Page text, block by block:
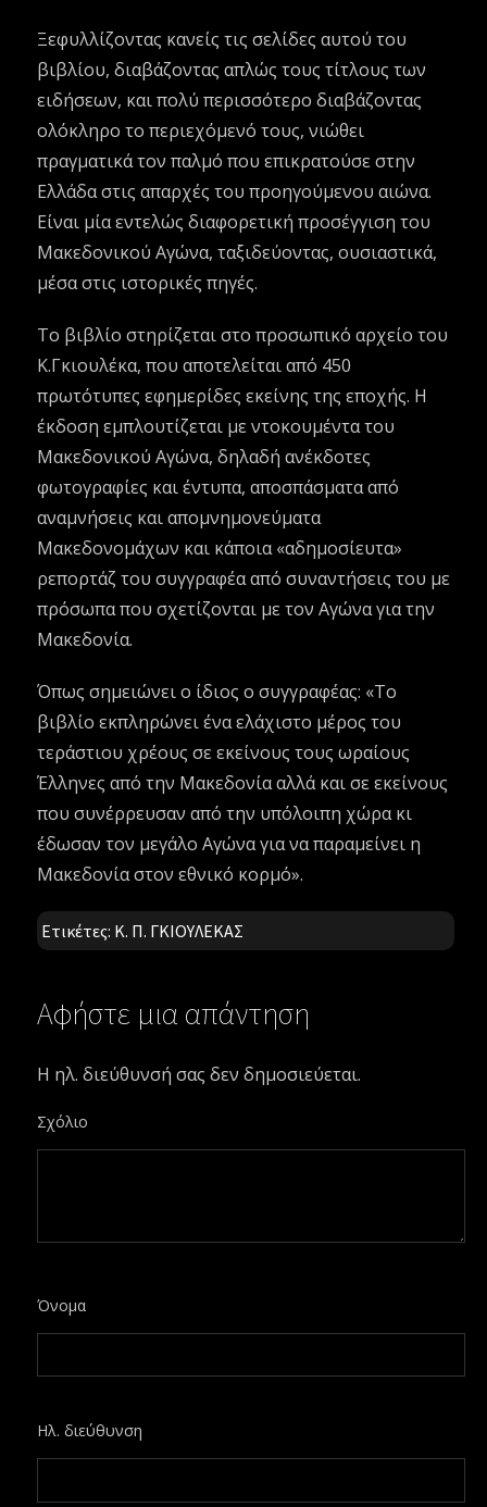
Ξεφυλλίζοντας κανείς τις σελίδες αυτού του
βιβλίου, διαβάζοντας απλώς τους τίτλους των
ειδήσεων, και πολύ περισσότερο διαβάζοντας
ολόκληρο το περιεχόμενό τους, νιώθει
πραγματικά τον παλμό που επικρατούσε στην
Ελλάδα στις απαρχές του προηγούμενου αιώνα.
Είναι μία εντελώς διαφορετική προσέγγιση του
Μακεδονικού Αγώνα, ταξιδεύοντας, ουσιαστικά,
μέσα στις ιστορικές πηγές.
Το βιβλίο στηρίζεται στο προσωπικό αρχείο του
Κ.Γκιουλέκα, που αποτελείται από 450
πρωτότυπες εφημερίδες εκείνης της εποχής. Η
έκδοση εμπλουτίζεται με ντοκουμέντα του
Μακεδονικού Αγώνα, δηλαδή ανέκδοτες
φωτογραφίες και έντυπα, αποσπάσματα από
αναμνήσεις και απομνημονεύματα
Μακεδονομάχων και κάποια «αδημοσίευτα»
ρεπορτάζ του συγγραφέα από συναντήσεις του με
πρόσωπα που σχετίζονται με τον Αγώνα για την
Μακεδονία.
Όπως σημειώνει ο ίδιος ο συγγραφέας: «Το
βιβλίο εκπληρώνει ένα ελάχιστο μέρος του
τεράστιου χρέους σε εκείνους τους ωραίους
Έλληνες από την Μακεδονία αλλά και σε εκείνους
που συνέρρευσαν από την υπόλοιπη χώρα κι
έδωσαν τον μεγάλο Αγώνα για να παραμείνει η
Μακεδονία στον εθνικό κορμό».
Ετικέτες: Κ. Π. ΓΚΙΟΥΛΕΚΑΣ
Αφήστε μια απάντηση
Η ηλ. διεύθυνσή σας δεν δημοσιεύεται.
Σχόλιο
Όνομα
Ηλ. διεύθυνση